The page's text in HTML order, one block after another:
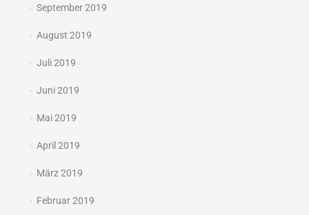
September 2019
August 2019
Juli 2019
Juni 2019
Mai 2019
April 2019
März 2019
Februar 2019